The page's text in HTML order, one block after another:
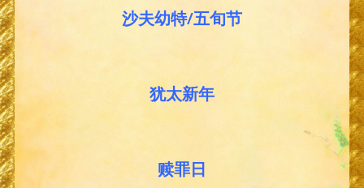
沙夫幼特/五旬节
犹太新年
赎罪日